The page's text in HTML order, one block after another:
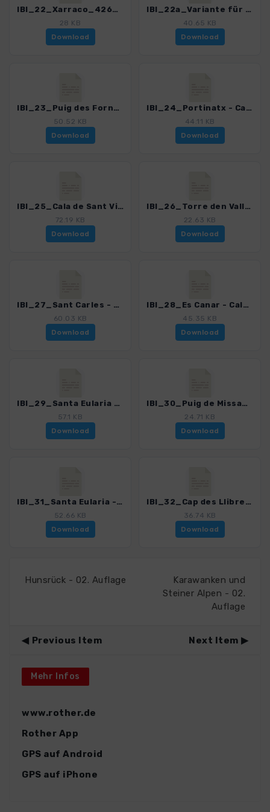
IBI_22_Xarraco_4260_2.gpx
28 KB
Download
IBI_22a_Variante für Busfahrer_4260_2.gpx
40.65 KB
Download
IBI_23_Puig des Fornas_4260_2.gpx
50.52 KB
Download
IBI_24_Portinatx - Cala den Serra_4260_2.gpx
44.11 KB
Download
IBI_25_Cala de Sant Vicenc_4260_2.gpx
72.19 KB
Download
IBI_26_Torre den Valls_4260_2.gpx
22.63 KB
Download
IBI_27_Sant Carles - Cala Mastella_4260_2.gpx
60.03 KB
Download
IBI_28_Es Canar - Cala Llenya_4260_2.gpx
45.35 KB
Download
IBI_29_Santa Eularia - Punta Arabi_4260_2.gpx
57.1 KB
Download
IBI_30_Puig de Missa_4260_2.gpx
24.71 KB
Download
IBI_31_Santa Eularia - Cala Llonga_4260_2.gpx
52.66 KB
Download
IBI_32_Cap des Llibrell_4260_2.gpx
36.74 KB
Download
Hunsrück - 02. Auflage
Karawanken und
Steiner Alpen - 02.
Auflage
Previous Item Next Item
Mehr Infos
www.rother.de
Rother App
GPS auf Android
GPS auf iPhone